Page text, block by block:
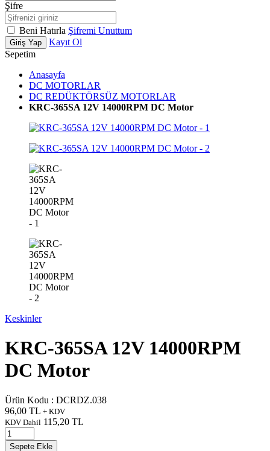
Şifre
Beni Hatırla Şifremi Unuttum
Giriş Yap
Kayıt Ol
Sepetim
Anasayfa
DC MOTORLAR
DC REDÜKTÖRSÜZ MOTORLAR
KRC-365SA 12V 14000RPM DC Motor
Keskinler
KRC-365SA 12V 14000RPM
DC Motor
Ürün Kodu : DCRDZ.038
96,00 TL + KDV
KDV Dahil 115,20 TL
Sepete Ekle